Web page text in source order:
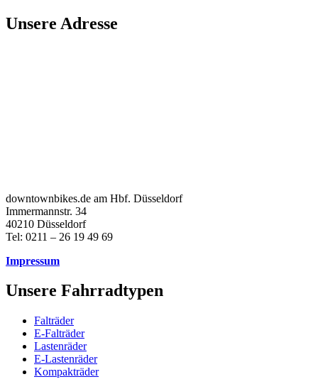
Unsere Adresse
downtownbikes.de am Hbf. Düsseldorf
Immermannstr. 34
40210 Düsseldorf
Tel: 0211 – 26 19 49 69
Impressum
Unsere Fahrradtypen
Falträder
E-Falträder
Lastenräder
E-Lastenräder
Kompakträder